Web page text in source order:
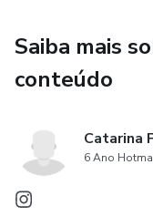
Saiba mais
conteúdo
Catarina
6 Ano